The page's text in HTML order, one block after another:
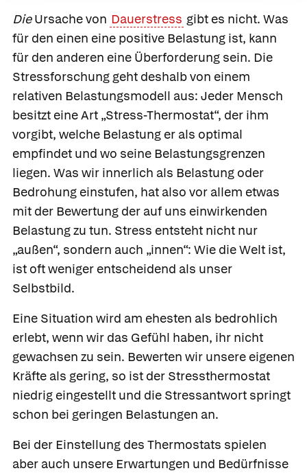
DieUrsache von Dauerstress gibt es nicht. Was
für den einen eine positive Belastung ist, kann
für den anderen eine Überforderung sein. Die
Stressforschung geht deshalb von einem
relativen Belastungsmodell aus: Jeder Mensch
besitzt eine Art „Stress-Thermostat“, der ihm
vorgibt, welche Belastung er als optimal
empfindet und wo seine Belastungsgrenzen
liegen. Was wir innerlich als Belastung oder
Bedrohung einstufen, hat also vor allem etwas
mit der Bewertung der auf uns einwirkenden
Belastung zu tun. Stress entsteht nicht nur
„außen“, sondern auch „innen“: Wie die Welt ist,
ist oft weniger entscheidend als unser
Selbstbild.
Eine Situation wird am ehesten als bedrohlich
erlebt, wenn wir das Gefühl haben, ihr nicht
gewachsen zu sein. Bewerten wir unsere eigenen
Kräfte als gering, so ist der Stressthermostat
niedrig eingestellt und die Stressantwort springt
schon bei geringen Belastungen an.
Bei der Einstellung des Thermostats spielen
aber auch unsere Erwartungen und Bedürfnisse